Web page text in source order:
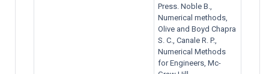
Press. Noble B.,
Numerical methods,
Olive and Boyd Chapra
S. C., Canale R. P.,
Numerical Methods
for Engineers, Mc-